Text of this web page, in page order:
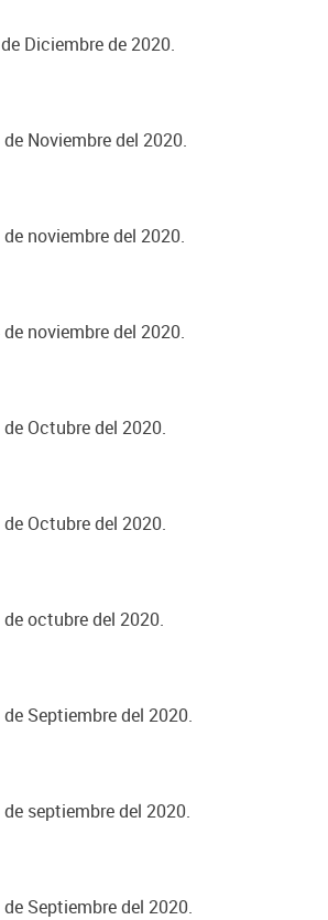
Diciembre de 2020.
Noviembre del 2020.
noviembre del 2020.
noviembre del 2020.
Octubre del 2020.
Octubre del 2020.
octubre del 2020.
Septiembre del 2020.
septiembre del 2020.
Septiembre del 2020.